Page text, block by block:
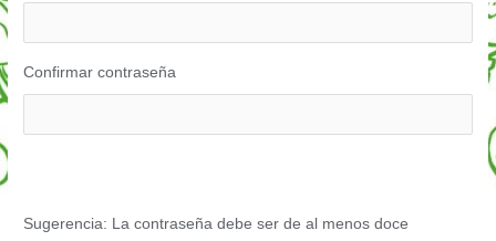
Confirmar contraseña
Sugerencia: La contraseña debe ser de al menos doce